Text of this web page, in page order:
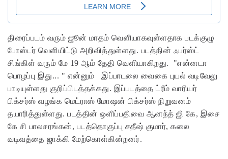
திரைப்படம் வரும் ஜூன் மாதம் வெளியாகவுள்ளதாக படக்குழு
போஸ்டர் வெளியிட்டு அறிவித்துள்ளது. படத்தின் ஃபர்ஸ்ட்
சிங்கிள் வரும் மே 19 ஆம் தேதி வெளியாகிறது. "என்னடா
பொழப்பு இது... " என்னும் இப்பாடலை வைகை புயல் வடிவேலு
பாடியுள்ளது குறிப்பிடத்தக்கது. இப்படத்தை ட்ரீம் வாரியர்
பிக்சர்ஸ் வழங்க மெட்ராஸ் மோஷன் பிக்சர்ஸ் நிறுவனம்
தயாரித்துள்ளது. படத்தின் ஒளிப்பதிவை ஆனந்த் ஜி கே, இசை
கே சி பாலசரங்கன், படத்தொகுப்பு சதீஷ் குமார், கலை
வடிவத்தை ஜாக்கி மேற்கொள்கின்றனர்.